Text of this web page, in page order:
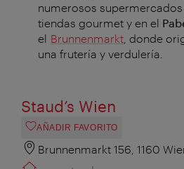
numerosos
tiendas gourmet y en el
el Brunnenmarkt , donde
una frutería y verdulería.
Staud’s Wien
AÑADIR FAVORITO
Brunnenmarkt 156, 1160